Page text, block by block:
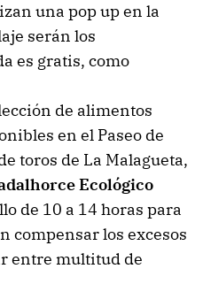
una pop up en la
serán los
es gratis, como
de alimentos
en el Paseo de
toros de La Malagueta,
Ecológico
de 10 a 14 horas para
compensar los excesos
entre multitud de